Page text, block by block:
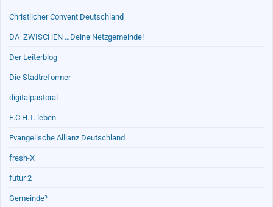
Christlicher Convent Deutschland
DA_ZWISCHEN …Deine Netzgemeinde!
Der Leiterblog
Die Stadtreformer
digitalpastoral
E.C.H.T. leben
Evangelische Allianz Deutschland
fresh-X
futur 2
Gemeinde³